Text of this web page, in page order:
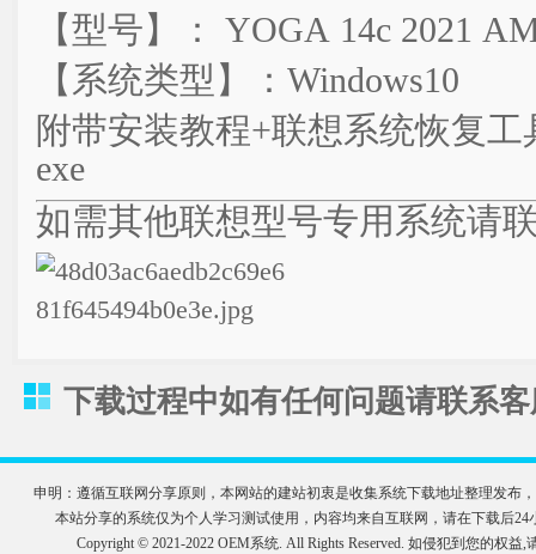
【型号】： YOGA 14c 2021
【系统类型】：Windows10
附带安装教程+联想系统恢复工
exe
如需其他联想型号专用系统请
下载过程中如有任何问题请联系客
申明：遵循互联网分享原则，本网站的建站初衷是收集系统下载地址整理发布
本站分享的系统仅为个人学习测试使用，内容均来自互联网，请在下载后
Copyright © 2021-2022 OEM系统. All Rights Reserved. 如侵犯到您的权